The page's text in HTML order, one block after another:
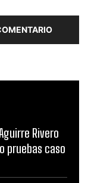
Rivero
pruebas caso